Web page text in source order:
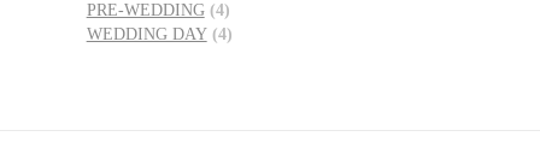
PRE-WEDDING(4)
WEDDING DAY(4)